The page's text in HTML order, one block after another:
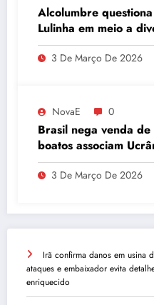
Alcolumbre
Lulinha em meio a
do INSS
3 De Março De 2026
NovaE 0
Brasil nega venda
boatos associam
3 De Março De 2026
Irã confirma danos em usina
ataques e embaixador evita
enriquecido